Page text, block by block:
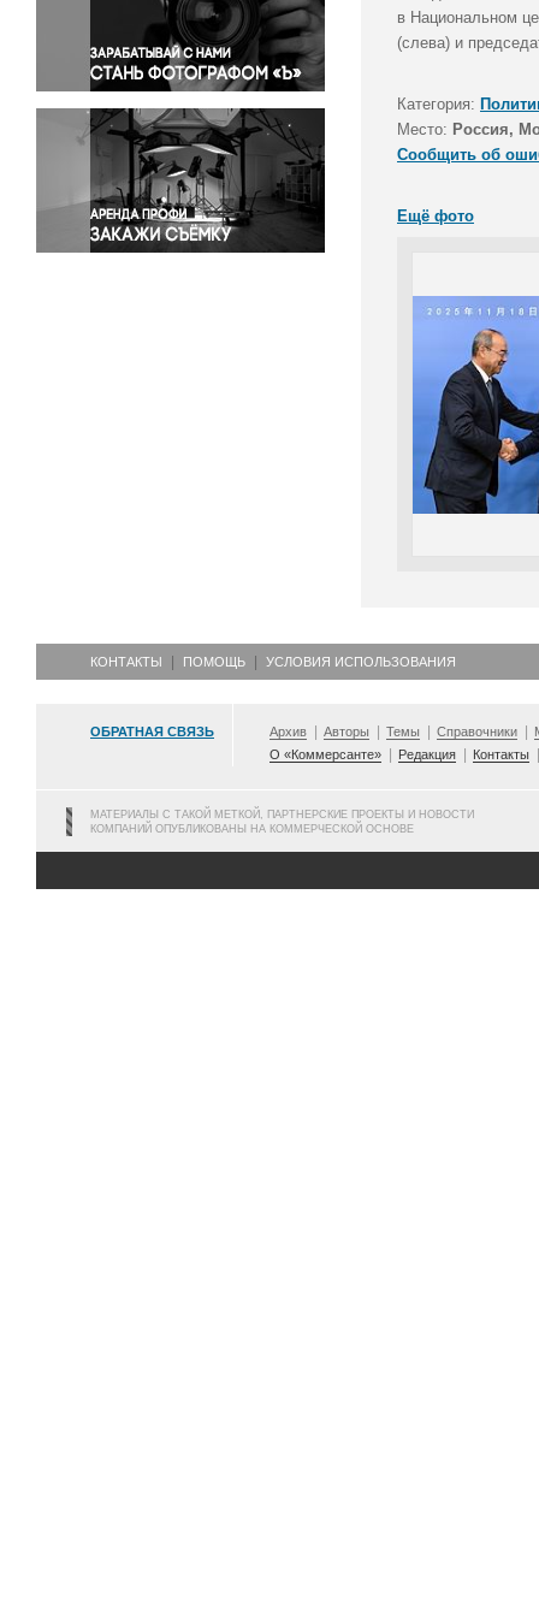
Правосудие
Происшествия и конфликты
Религия
Светская жизнь
Спорт
Экология
Экономика и бизнес
в Национальном
(слева) и
Категория:
Место: Россия,
Сообщить об
Ещё фото
КОНТАКТЫ ПОМОЩЬ УСЛОВИЯ ИСПОЛЬЗОВАНИЯ
ОБРАТНАЯ СВЯЗЬ Архив Авторы Темы Справочники
О «Коммерсанте»
Редакция Контакты
МАТЕРИАЛЫ С ТАКОЙ МЕТКОЙ, ПАРТНЕРСКИЕ ПРОЕКТЫ И НОВОСТИ
КОМПАНИЙ ОПУБЛИКОВАНЫ НА КОММЕРЧЕСКОЙ ОСНОВЕ